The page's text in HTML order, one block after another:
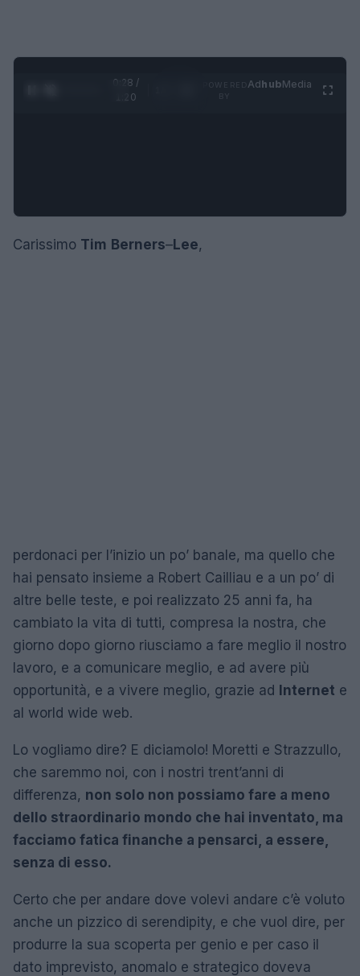
0:29 /
1:20
AdhubMedia
Carissimo Tim Berners–Lee,
perdonaci per l’inizio un po’ banale, ma quello che
hai pensato insieme a Robert Cailliau e a un po’ di
altre belle teste, e poi realizzato 25 anni fa, ha
cambiato la vita di tutti, compresa la nostra, che
giorno dopo giorno riusciamo a fare meglio il nostro
lavoro, e a comunicare meglio, e ad avere più
opportunità, e a vivere meglio, grazie ad
Internet e
al world wide web.
Lo vogliamo dire? E diciamolo! Moretti e Strazzullo,
che saremmo noi, con i nostri trent’anni di
differenza, non solo non possiamo fare a meno
dello straordinario mondo che hai inventato, ma
facciamo fatica finanche a pensarci, a essere,
senza di esso.
Certo che per andare dove volevi andare c’è voluto
anche un pizzico di serendipity, e che vuol dire, per
produrre la sua scoperta per genio e per caso il
dato imprevisto, anomalo e strategico doveva